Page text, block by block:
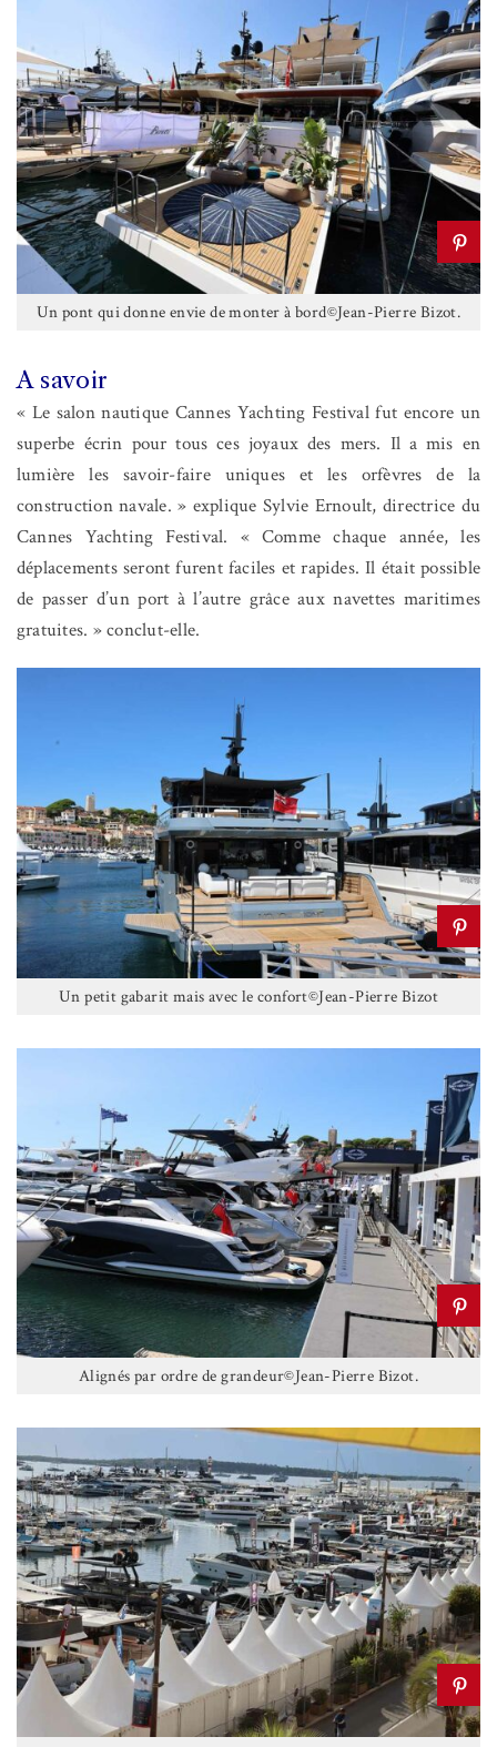
Un pont qui donne envie de monter à bord©Jean-Pierre Bizot.
A savoir
« Le salon nautique Cannes Yachting Festival fut encore un
superbe écrin pour tous ces joyaux des mers. Il a mis en
lumière les savoir-faire uniques et les orfèvres de la
construction navale. » explique Sylvie Ernoult, directrice du
Cannes Yachting Festival. « Comme chaque année, les
déplacements seront furent faciles et rapides. Il était possible
de passer d’un port à l’autre grâce aux navettes maritimes
gratuites. » conclut-elle.
Un petit gabarit mais avec le confort©Jean-Pierre Bizot
Alignés par ordre de grandeur©Jean-Pierre Bizot.